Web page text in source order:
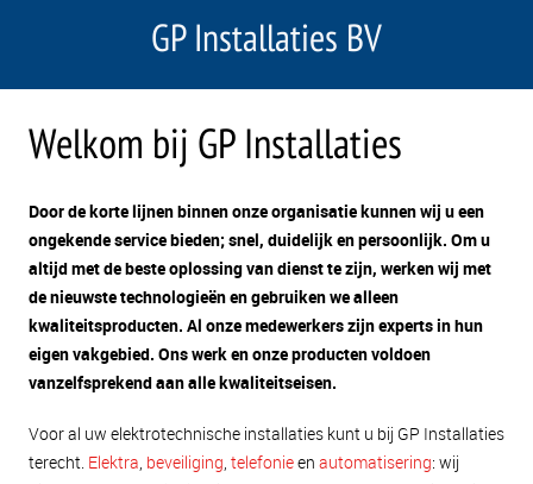
GP Installaties BV
Welkom bij GP Installaties
Door de korte lijnen binnen onze organisatie kunnen wij u een
ongekende service bieden; snel, duidelijk en persoonlijk. Om u
altijd met de beste oplossing van dienst te zijn, werken wij met
de nieuwste technologieën en gebruiken we alleen
kwaliteitsproducten. Al onze medewerkers zijn experts in hun
eigen vakgebied. Ons werk en onze producten voldoen
vanzelfsprekend aan alle kwaliteitseisen.
Voor al uw elektrotechnische installaties kunt u bij GP Installaties
terecht. Elektra, beveiliging, telefonieen automatisering: wij